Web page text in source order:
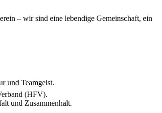
– wir sind eine lebendige Gemeinschaft, ein
und Teamgeist.
(HFV).
und Zusammenhalt.